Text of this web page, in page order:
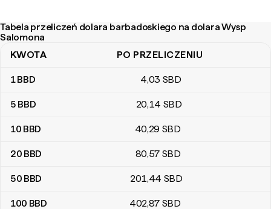
Tabela przeliczeń dolara barbadoskiego na dolara Wysp
Salomona
Tabela przeliczeń dolara barbadoskiego na dolara Wysp
KWOTA PO PRZELICZENIU
1BBD 4,03 SBD
5 BBD 20,14 SBD
10 BBD 40,29 SBD
20 BBD 80,57 SBD
50 BBD 201,44 SBD
100 BBD 402,87 SBD